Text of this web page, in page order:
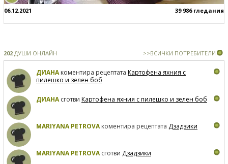
06.12.2021 39 986 гледания
202 ДУШИ ОНЛАЙН >>ВСИЧКИ ПОТРЕБИТЕЛИ
ДИАНАкоментира рецептата Картофена яхния с
пилешко и зелен боб
ДИАНАсготви Картофена яхния с пилешко и зелен боб
MARIYANA PETROVAкоментира рецептата Дзадзики
MARIYANA PETROVAсготви Дзадзики